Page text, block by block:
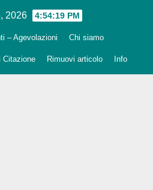
2026 4:54:20 PM
– Agevolazioni Chi siamo
Citazione Rimuovi articolo Info